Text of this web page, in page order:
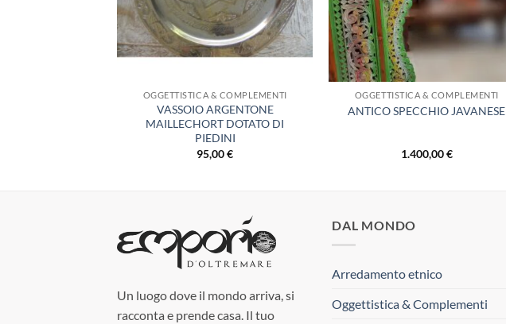
OGGETTISTICA & COMPLEMENTI
VASSOIO ARGENTONE
MAILLECHORT DOTATO DI
PIEDINI
95,00€
OGGETTISTICA & COMPLEMENTI
ANTICO SPECCHIO JAVANESE
1.400,00€
Un luogo dove il mondo arriva, si
racconta e prende casa. Il tuo
DAL MONDO
Arredamento etnico
Oggettistica & Complementi